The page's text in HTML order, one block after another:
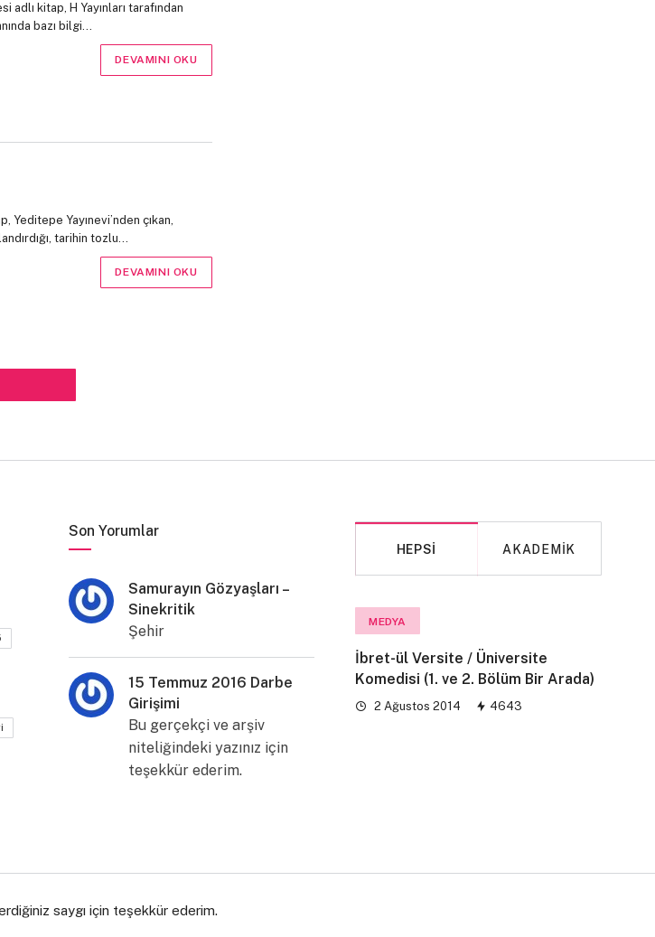
adlı kitap, H Yayınları tarafından
bazı bilgi…
DEVAMINI OKU
Yeditepe Yayınevi’nden çıkan,
tarihin tozlu…
DEVAMINI OKU
Son Yorumlar
Samurayın Gözyaşları –
Sinekritik
Şehir
15 Temmuz 2016 Darbe
Girişimi
Bu gerçekçi ve arşiv
niteliğindeki yazınız için
teşekkür ederim.
HEPSI AKADEMIK
MEDYA
İbret-ül Versite / Üniversite
Komedisi (1. ve 2. Bölüm Bir Arada)
2 Ağustos 2014 4643
saygı için teşekkür ederim.